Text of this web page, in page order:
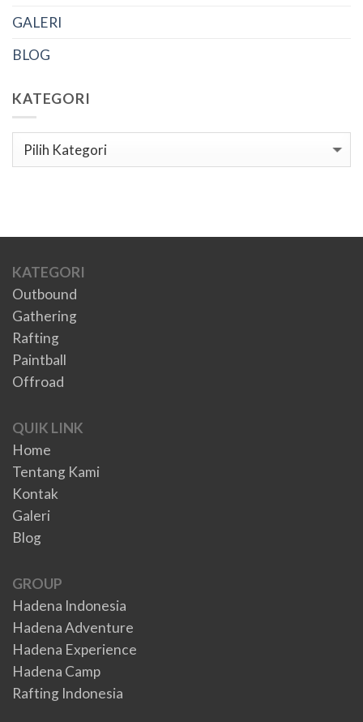
GALERI
BLOG
KATEGORI
Kategori
KATEGORI
Outbound
Gathering
Rafting
Paintball
Offroad
QUIK LINK
Home
Tentang Kami
Kontak
Galeri
Blog
GROUP
Hadena Indonesia
Hadena Adventure
Hadena Experience
Hadena Camp
Rafting Indonesia